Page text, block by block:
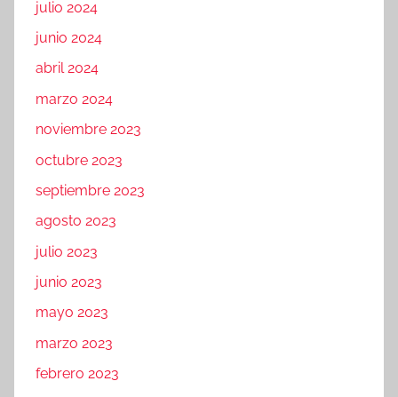
julio 2024
junio 2024
abril 2024
marzo 2024
noviembre 2023
octubre 2023
septiembre 2023
agosto 2023
julio 2023
junio 2023
mayo 2023
marzo 2023
febrero 2023